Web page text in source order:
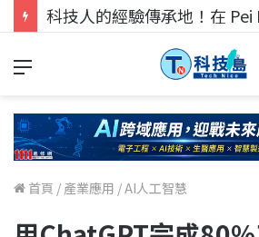
首頁 / 產業應用 /AI人工智慧